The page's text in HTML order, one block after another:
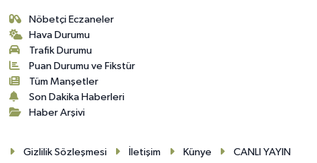
Nöbetçi Eczaneler
Hava Durumu
Trafik Durumu
Puan Durumu ve Fikstür
Tüm Manşetler
Son Dakika Haberleri
Haber Arşivi
Gizlilik Sözleşmesi İletişim Künye CANLI YAYIN